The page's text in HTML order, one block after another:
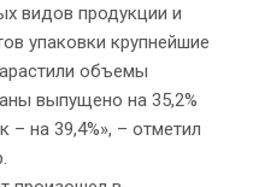
видов продукции и
упаковки крупнейшие
объемы
выпущено на 35,2%
– на 39,4%», – отметил